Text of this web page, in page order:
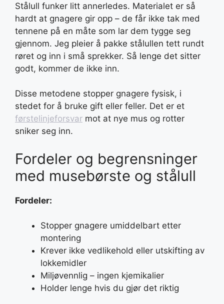
Stålull funker litt annerledes. Materialet er så
hardt at gnagere gir opp – de får ikke tak med
tennene på en måte som lar dem tygge seg
gjennom. Jeg pleier å pakke stålullen tett rundt
røret og inn i små sprekker. Så lenge det sitter
godt, kommer de ikke inn.
Disse metodene stopper gnagere fysisk, i
stedet for å bruke gift eller feller. Det er et
førstelinjeforsvar mot at nye mus og rotter
sniker seg inn.
Fordeler og begrensninger
med musebørste og stålull
Fordeler:
Stopper gnagere umiddelbart etter
montering
Krever ikke vedlikehold eller utskifting av
lokkemidler
Miljøvennlig – ingen kjemikalier
Holder lenge hvis du gjør det riktig